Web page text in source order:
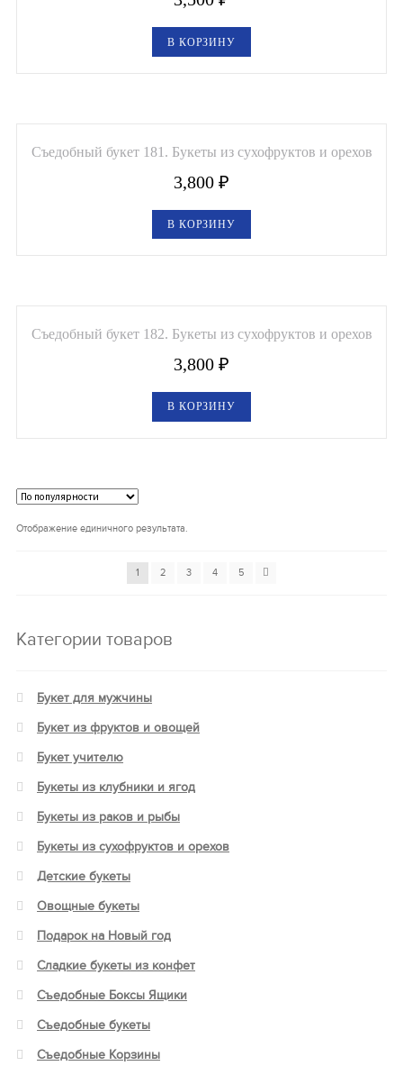
В КОРЗИНУ
Съедобный букет 181. Букеты из сухофруктов и орехов
3,800 ₽
В КОРЗИНУ
Съедобный букет 182. Букеты из сухофруктов и орехов
3,800 ₽
В КОРЗИНУ
Отображение единичного результата.
1 2 3 4 5
Категории товаров
Букет для мужчины
Букет из фруктов и овощей
Букет учителю
Букеты из клубники и ягод
Букеты из раков и рыбы
Букеты из сухофруктов и орехов
Детские букеты
Овощные букеты
Подарок на Новый год
Сладкие букеты из конфет
Съедобные Боксы Ящики
Съедобные букеты
Съедобные Корзины